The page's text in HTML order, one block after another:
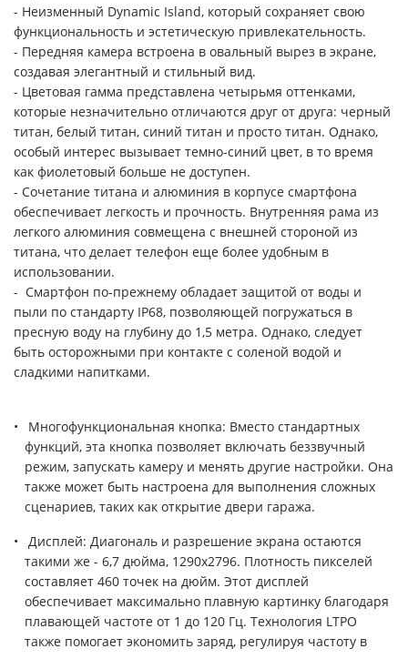
- Неизменный Dynamic Island, который сохраняет свою
функциональность и эстетическую привлекательность.
- Передняя камера встроена в овальный вырез в экране,
создавая элегантный и стильный вид.
- Цветовая гамма представлена четырьмя оттенками,
которые незначительно отличаются друг от друга: черный
титан, белый титан, синий титан и просто титан. Однако,
особый интерес вызывает темно-синий цвет, в то время
как фиолетовый больше не доступен.
- Сочетание титана и алюминия в корпусе смартфона
обеспечивает легкость и прочность. Внутренняя рама из
легкого алюминия совмещена с внешней стороной из
титана, что делает телефон еще более удобным в
использовании.
- Смартфон по-прежнему обладает защитой от воды и
пыли по стандарту IP68, позволяющей погружаться в
пресную воду на глубину до 1,5 метра. Однако, следует
быть осторожными при контакте с соленой водой и
сладкими напитками.
Многофункциональная кнопка: Вместо стандартных
функций, эта кнопка позволяет включать беззвучный
режим, запускать камеру и менять другие настройки. Она
также может быть настроена для выполнения сложных
сценариев, таких как открытие двери гаража.
Дисплей: Диагональ и разрешение экрана остаются
такими же - 6,7 дюйма, 1290x2796. Плотность пикселей
составляет 460 точек на дюйм. Этот дисплей
обеспечивает максимально плавную картинку благодаря
плавающей частоте от 1 до 120 Гц. Технология LTPO
также помогает экономить заряд, регулируя частоту в